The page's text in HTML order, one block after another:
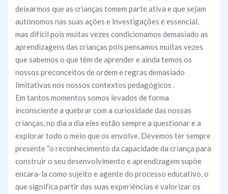
deixarmos que as crianças tomem parte ativa e que sejam
autónomos nas suas ações e investigações é essencial,
mas difícil pois muitas vezes condicionamos demasiado as
aprendizagens das crianças pois pensamos muitas vezes
que sabemos o que têm de aprender e ainda temos os
nossos preconceitos de ordem e regras demasiado
limitativas nos nossos contextos pedagógicos .
Em tantos momentos somos levados de forma
inconsciente a quebrar com a curiosidade das nossas
crianças, no dia a dia eles estão sempre a questionar e a
explorar todo o meio que os envolve. Devemos ter sempre
presente “o reconhecimento da capacidade da criança para
construir o seu desenvolvimento e aprendizagem supõe
encara-la como sujeito e agente do processo educativo, o
que significa partir das suas experiências e valorizar os